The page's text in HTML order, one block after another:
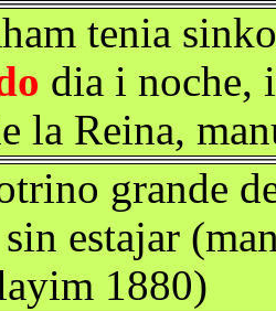
tenia
dia i noche,
la Reina,
grande
estajar
1880)